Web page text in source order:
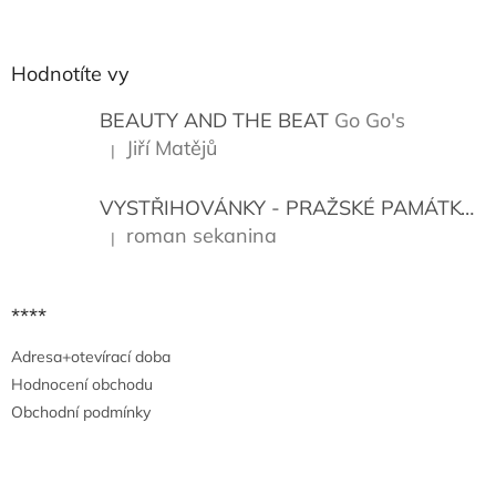
Hodnotíte vy
BEAUTY AND THE BEAT Go Go's
Hodnocení produktu je 5 z 5 hvězdiček.
| Jiří Matějů
VYSTŘIHOVÁNKY - PRAŽSKÉ PAMÁTKY
Hodnocení produktu je 5 z 5 hvězdiček.
| roman sekanina
****
Adresa+otevírací doba
Hodnocení obchodu
Obchodní podmínky